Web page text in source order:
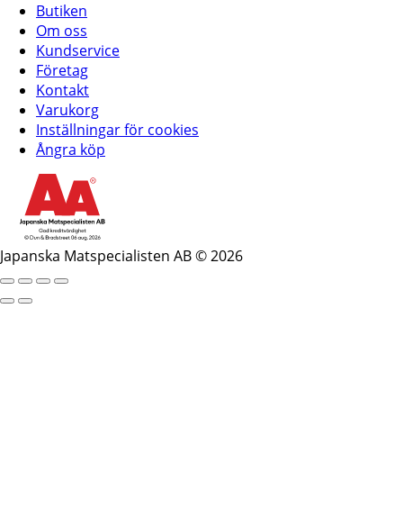
Butiken
Om oss
Kundservice
Företag
Kontakt
Varukorg
Inställningar för cookies
Ångra köp
Japanska Matspecialisten AB © 2026